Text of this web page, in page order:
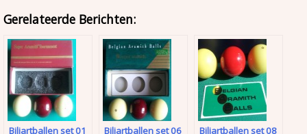
Gerelateerde Berichten:
Biljartballen set 01 Biljartballen set 06 Biljartballen set 08